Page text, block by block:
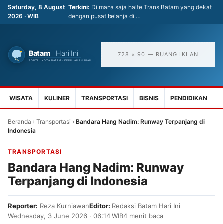
Saturday, 8 August
2026 · WIB
Terkini: Di mana saja halte Trans Batam yang dekat
dengan pusat belanja di …
728 × 90 — RUANG IKLAN
WISATA KULINER TRANSPORTASI BISNIS PENDIDIKAN
Beranda › Transportasi › Bandara Hang Nadim: Runway Terpanjang di
Indonesia
TRANSPORTASI
Bandara Hang Nadim: Runway
Terpanjang di Indonesia
Reporter: Reza KurniawanEditor: Redaksi Batam Hari Ini
Wednesday, 3 June 2026 · 06:14 WIB4 menit baca